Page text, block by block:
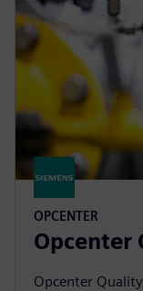
OPCENTER
Opcenter
Opcenter